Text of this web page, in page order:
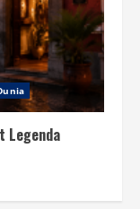
Legenda